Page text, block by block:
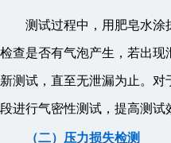
测试过程中，用肥皂水涂
检查是否有气泡产生，若出
新测试，直至无泄漏为止。
段进行气密性测试，提高测试
（二）压力损失检测